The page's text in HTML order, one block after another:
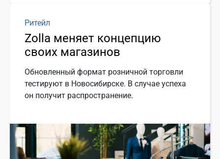
Ритейл
Zolla меняет концепцию
своих магазинов
Обновленный формат розничной торговли
тестируют в Новосибирске. В случае успеха
он получит распространение.